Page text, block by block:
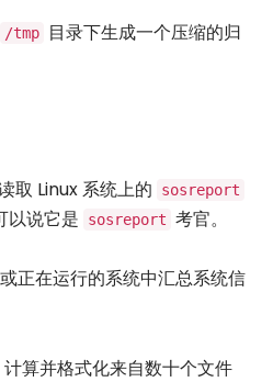
/tmp
目录下生成一个压缩的归
取 Linux 系统上的 sosreport
以说它是 sosreport 考官。
或正在运行的系统中汇总系统信
算并格式化来自数十个文件